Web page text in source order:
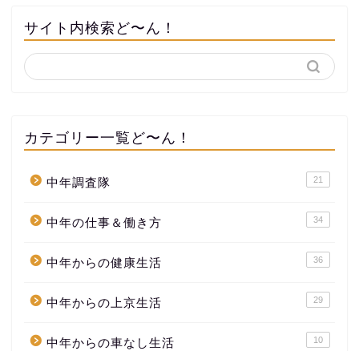
サイト内検索ど〜ん！
カテゴリー一覧ど〜ん！
中年調査隊 21
中年の仕事＆働き方 34
中年からの健康生活 36
中年からの上京生活 29
中年からの車なし生活 10